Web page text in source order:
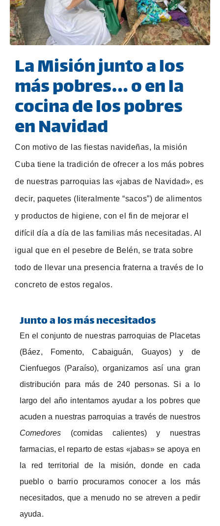
La Misión junto a los
más pobres….. o en la
cocina de los pobres
en Navidad
Con motivo de las fiestas navideñas, la misión
Cuba tiene la tradición de ofrecer a los más pobres
de nuestras parroquias las «jabas de Navidad», es
decir, paquetes (literalmente “sacos”) de alimentos
y productos de higiene, con el fin de mejorar el
difícil día a día de las familias más necesitadas. Al
igual que en el pesebre de Belén, se trata sobre
todo de llevar una presencia fraterna a través de lo
concreto de estos regalos.
Junto a los más necesitados
En el conjunto de nuestras parroquias de Placetas
(Báez, Fomento, Cabaiguán, Guayos) y de
Cienfuegos (Paraíso), organizamos así una gran
distribución para más de 240 personas. Si a lo
largo del año intentamos ayudar a los pobres que
acuden a nuestras parroquias a través de nuestros
Comedores(comidas calientes) y nuestras
farmacias, el reparto de estas «jabas» se apoya en
la red territorial de la misión, donde en cada
pueblo o barrio procuramos conocer a los más
necesitados, que a menudo no se atreven a pedir
ayuda.